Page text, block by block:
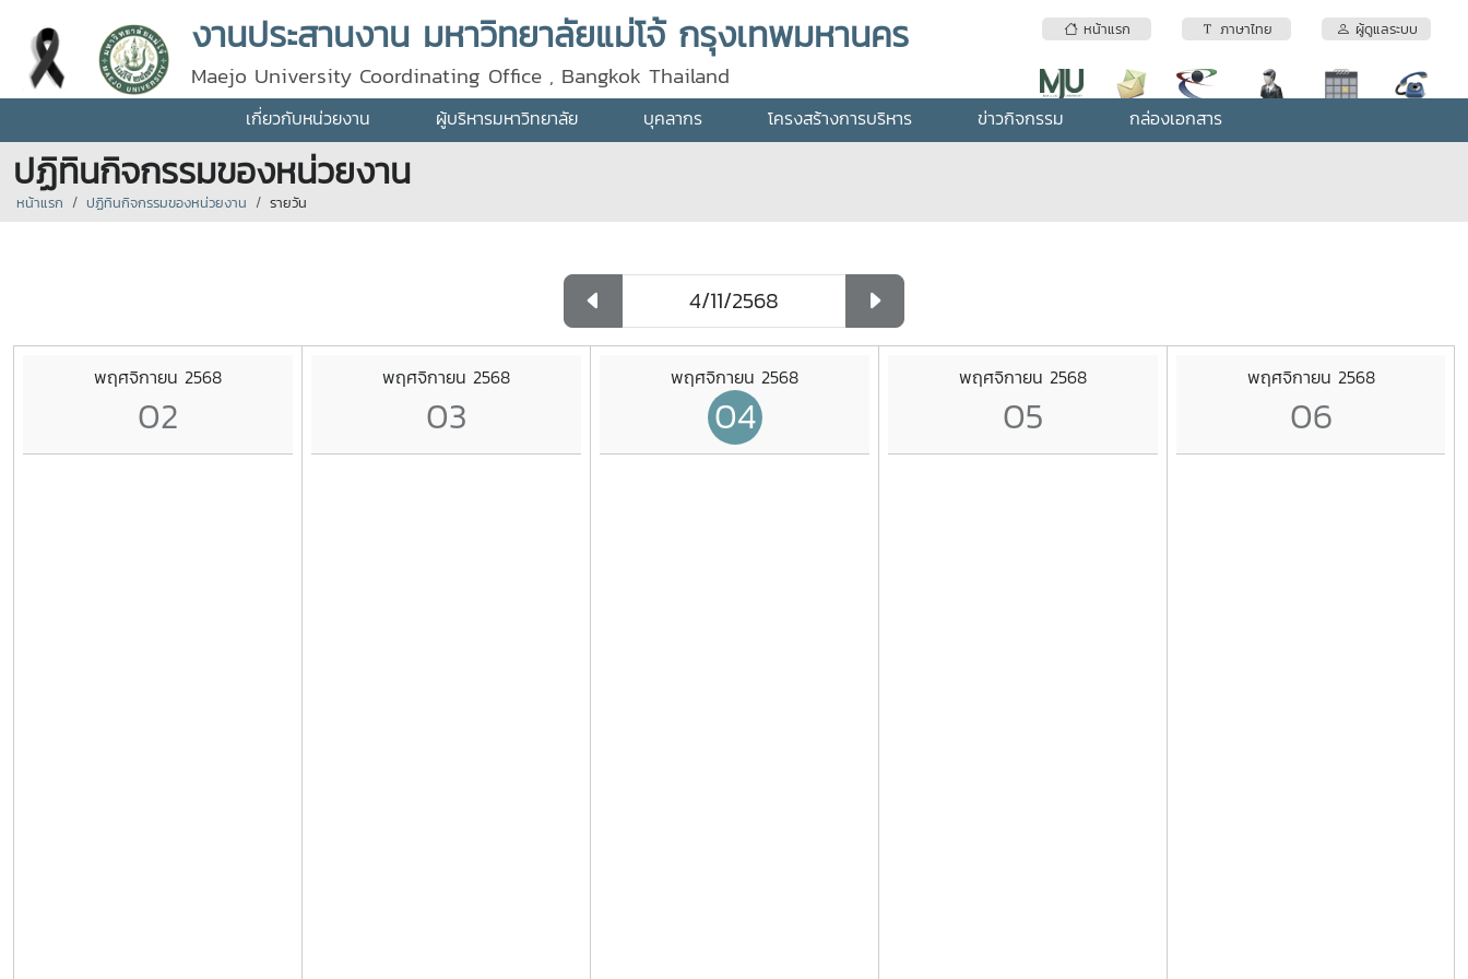
หน้าแรก ภาษาไทย ผู้ดูแลระบบ
งานประสานงาน มหาวิทยาลัยแม่โจ้ กรุงเทพมหานคร
Maejo University Coordinating Office , Bangkok Thailand
เกี่ยวกับหน่วยงาน ผู้บริหารมหาวิทยาลัย บุคลากร โครงสร้างการบริหาร ข่าวกิจกรรม กล่องเอกสาร
ปฏิทินกิจกรรมของหน่วยงาน
หน้าแรก ปฏิทินกิจกรรมของหน่วยงาน รายวัน
พฤศจิกายน 2568
02
พฤศจิกายน 2568
03
พฤศจิกายน 2568
04
พฤศจิกายน 2568
05
พฤศจิกายน 2568
06